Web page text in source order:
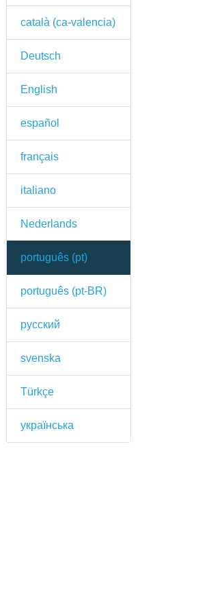
català (ca-valencia)
Deutsch
English
español
français
italiano
Nederlands
português (pt)
português (pt-BR)
русский
svenska
Türkçe
українська